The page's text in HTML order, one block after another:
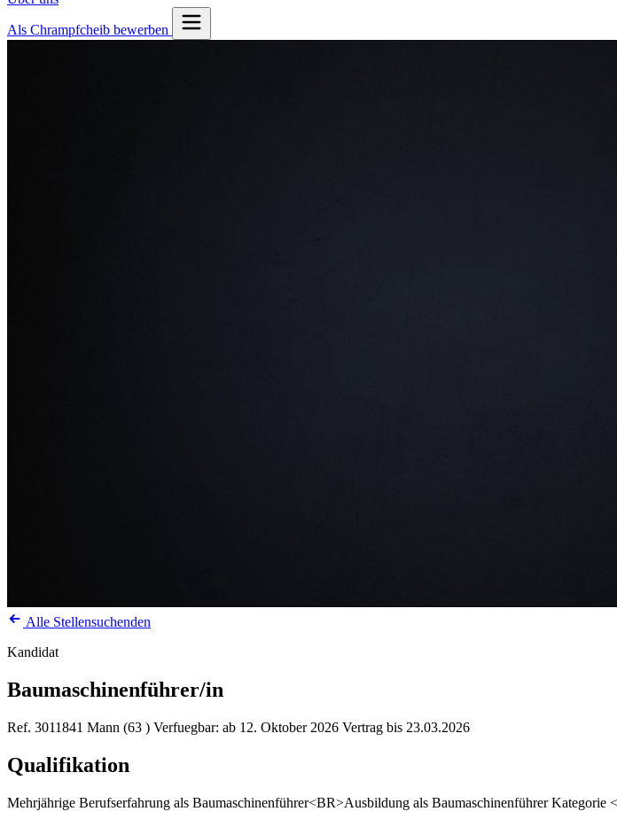
Als Chrampfcheib bewerben
Alle Stellensuchenden
Kandidat
Baumaschinenführer/in
Ref. 3011841 Mann (63 ) Verfuegbar: ab 12. Oktober 2026 Vertrag bis 23.03.2026
Qualifikation
Mehrjährige Berufserfahrung als Baumaschinenführer<BR>Ausbildung als Baumaschinenführer